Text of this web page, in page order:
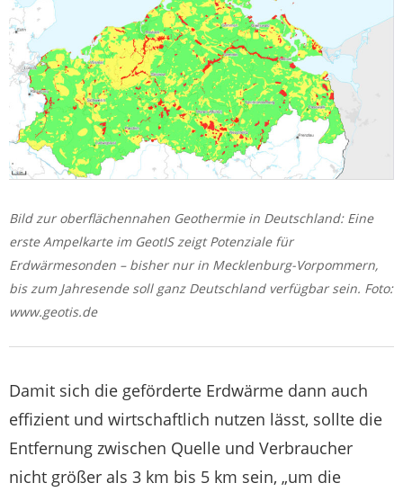
Bild zur oberflächennahen Geothermie in Deutschland: Eine
erste Ampelkarte im GeotIS zeigt Potenziale für
Erdwärmesonden – bisher nur in Mecklenburg-Vorpommern,
bis zum Jahresende soll ganz Deutschland verfügbar sein. Foto:
www.geotis.de
Damit sich die geförderte Erdwärme dann auch
effizient und wirtschaftlich nutzen lässt, sollte die
Entfernung zwischen Quelle und Verbraucher
nicht größer als 3 km bis 5 km sein, „um die